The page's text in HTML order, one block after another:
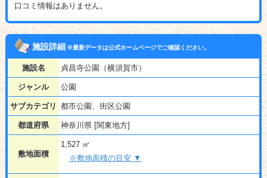
口コミ情報はありません。
施設詳細※最新データは公式ホームページでご確認ください。
施設名 貞昌寺公園（横須賀市）
ジャンル 公園
サブカテゴリ 都市公園、街区公園
都道府県 神奈川県 [関東地方]
敷地面積
1,527 ㎡
※敷地面積の目安 ▼